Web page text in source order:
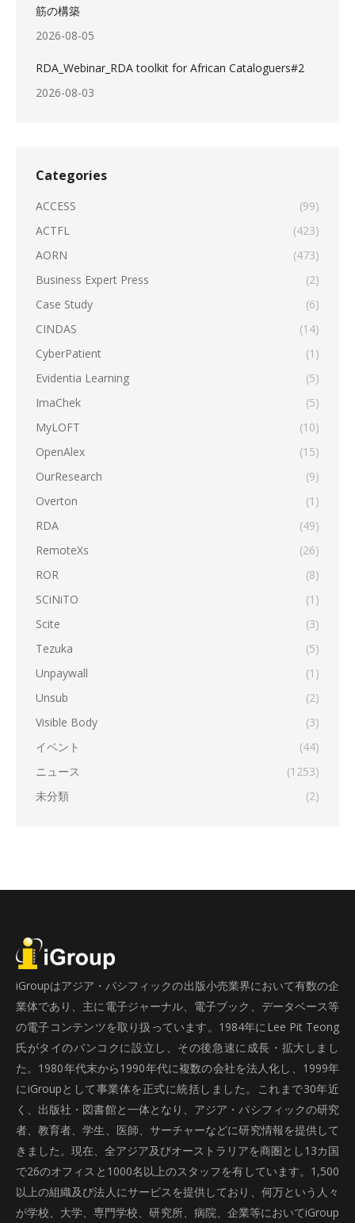
筋の構築
2026-08-05
RDA_Webinar_RDA toolkit for African Cataloguers#2
2026-08-03
Categories
ACCESS
(99)
ACTFL
(423)
AORN
(473)
Business Expert Press
(2)
Case Study
(6)
CINDAS
(14)
CyberPatient
(1)
Evidentia Learning
(5)
ImaChek
(5)
MyLOFT
(10)
OpenAlex
(15)
OurResearch
(9)
Overton
(1)
RDA
(49)
RemoteXs
(26)
ROR
(8)
SCiNiTO
(1)
Scite
(3)
Tezuka
(5)
Unpaywall
(1)
Unsub
(2)
Visible Body
(3)
イベント
(44)
ニュース
(1253)
未分類
(2)
iGroupはアジア・パシフィックの出版小売業界において有数の企
業体であり、主に電子ジャーナル、電子ブック、データベース等
の電子コンテンツを取り扱っています。1984年にLee Pit Teong
氏がタイのバンコクに設立し、その後急速に成長・拡大しまし
た。1980年代末から1990年代に複数の会社を法人化し、1999年
にiGroupとして事業体を正式に統括しました。これまで30年近
く、出版社・図書館と一体となり、アジア・パシフィックの研究
者、教育者、学生、医師、サーチャーなどに研究情報を提供して
きました。現在、全アジア及びオーストラリアを商圏とし13カ国
で26のオフィスと1000名以上のスタッフを有しています。1,500
以上の組織及び法人にサービスを提供しており、何万という人々
が学校、大学、専門学校、研究所、病院、企業等においてiGroup